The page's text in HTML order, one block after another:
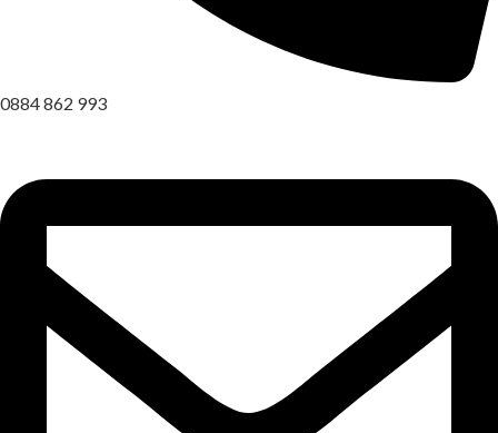
0884 862 993